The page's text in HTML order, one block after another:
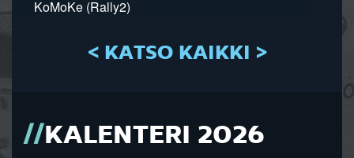
KoMoKe (Rally2)
< KATSO KAIKKI >
KALENTERI 2026